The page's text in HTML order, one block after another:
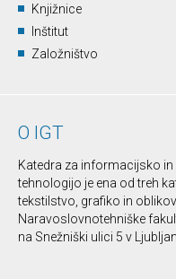
Knjižnice
Inštitut
Založništvo
O IGT
Katedra za informacijsko in
tehnologijo je ena od treh
tekstilstvo, grafiko in
Naravoslovnotehniške
na Snežniški ulici 5 v